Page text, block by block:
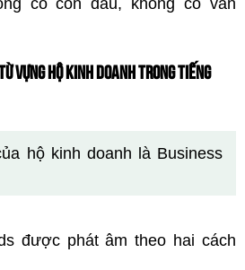
có con dấu, không có văn
VỰNG HỘ KINH DOANH TRONG TIẾNG
hộ kinh doanh là Business
được phát âm theo hai cách